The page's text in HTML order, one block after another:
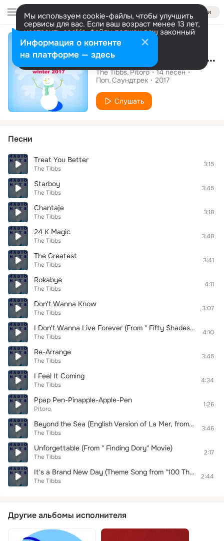
Войти
Мы используем cookie-файлы, чтобы улучшить
сервисы для вас. Если ваш возраст менее 13 лет,
настроить cookie-файлы должен ваш законный
представитель. Больше информации
Разрешить все Настроить
Альбом
Radio Hits Winter 2017
The Tibbs Pitoro 14песен
Поп Саундтрек 2017
Слушать
Песни
Treat You Better
The Tibbs
3:15
Starboy
The Tibbs
3:45
Chantaje
The Tibbs
3:18
24 K Magic
The Tibbs
3:48
The Greatest
The Tibbs
3:41
Rokabye
The Tibbs
4:11
Don't Wanna Know
The Tibbs
3:07
I Don't Wanna Live Forever (From " Fifty Shades Darker" Movie)
The Tibbs
4:10
Re-Arrange
The Tibbs
3:45
I Feel It Coming
The Tibbs
4:34
Ppap Pen-Pinapple-Apple-Pen
Pitoro
1:26
Beyond the Sea (English Version of La Mer, from Finding Dory Movie)
The Tibbs
3:46
Unforgettable (From " Finding Dory" Movie)
The Tibbs
2:17
It's a Brand New Day (Theme Song from "100 Things to Do Before High School")
The Tibbs
2:44
Другие альбомы исполнителя
Информация о контенте
на платформе — здесь